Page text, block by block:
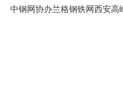
中钢网协办兰格钢铁网西安